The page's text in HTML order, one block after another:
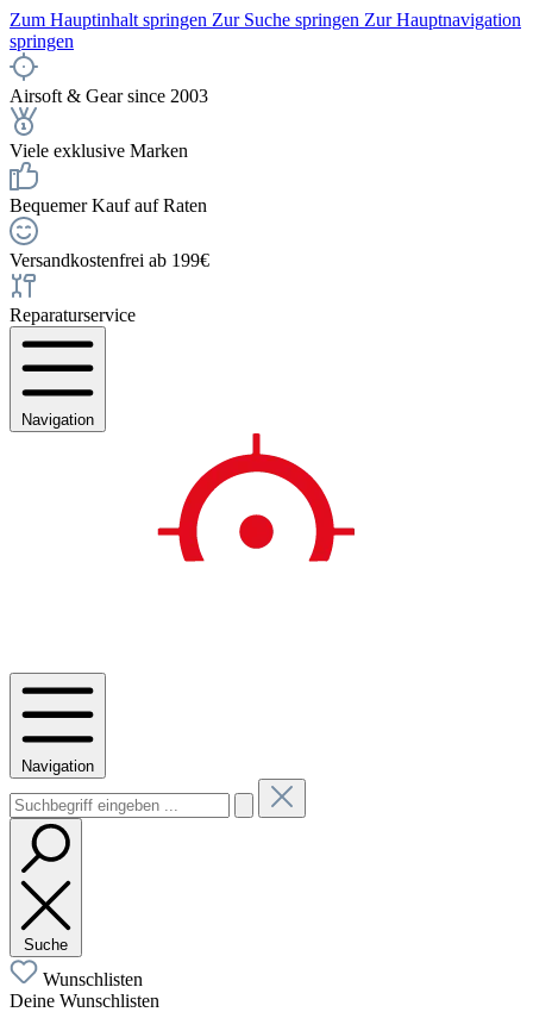
Zum Hauptinhalt springen Zur Suche springen Zur Hauptnavigation
springen
Airsoft & Gear since 2003
Viele exklusive Marken
Bequemer Kauf auf Raten
Versandkostenfrei ab 199€
Reparaturservice
Navigation
Navigation
Suche
Wunschlisten
Deine Wunschlisten